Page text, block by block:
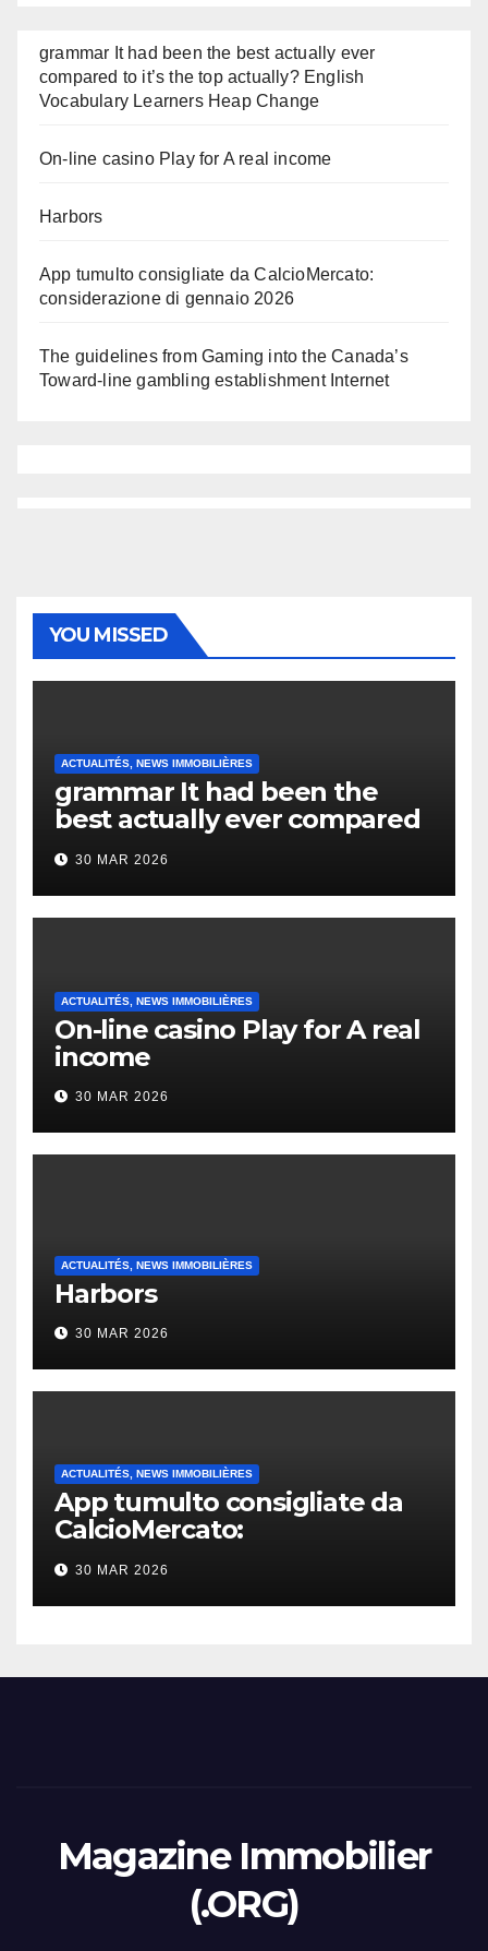
grammar It had been the best actually ever
compared to it’s the top actually? English
Vocabulary Learners Heap Change
On-line casino Play for A real income
Harbors
App tumulto consigliate da CalcioMercato:
considerazione di gennaio 2026
The guidelines from Gaming into the Canada’s
Toward-line gambling establishment Internet
YOU MISSED
ACTUALITÉS, NEWS IMMOBILIÈRES
grammar It had been the
best actually ever compared
to it’s the top actually?
English Vocabulary Learners
Heap Change
30 MAR 2026
ACTUALITÉS, NEWS IMMOBILIÈRES
On-line casino Play for A real
income
30 MAR 2026
ACTUALITÉS, NEWS IMMOBILIÈRES
Harbors
30 MAR 2026
ACTUALITÉS, NEWS IMMOBILIÈRES
App tumulto consigliate da
CalcioMercato:
considerazione di gennaio
2026
30 MAR 2026
Magazine Immobilier
(.ORG)